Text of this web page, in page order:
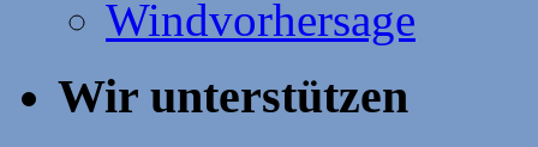
Windvorhersage
Wir unterstützen